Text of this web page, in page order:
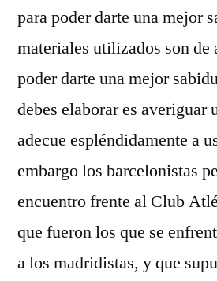
para poder darte una mejor
materiales utilizados son de
poder darte una mejor
debes elaborar es averiguar
adecue espléndidamente a
embargo los barcelonistas
encuentro frente al Club
que fueron los que se
a los madridistas, y que